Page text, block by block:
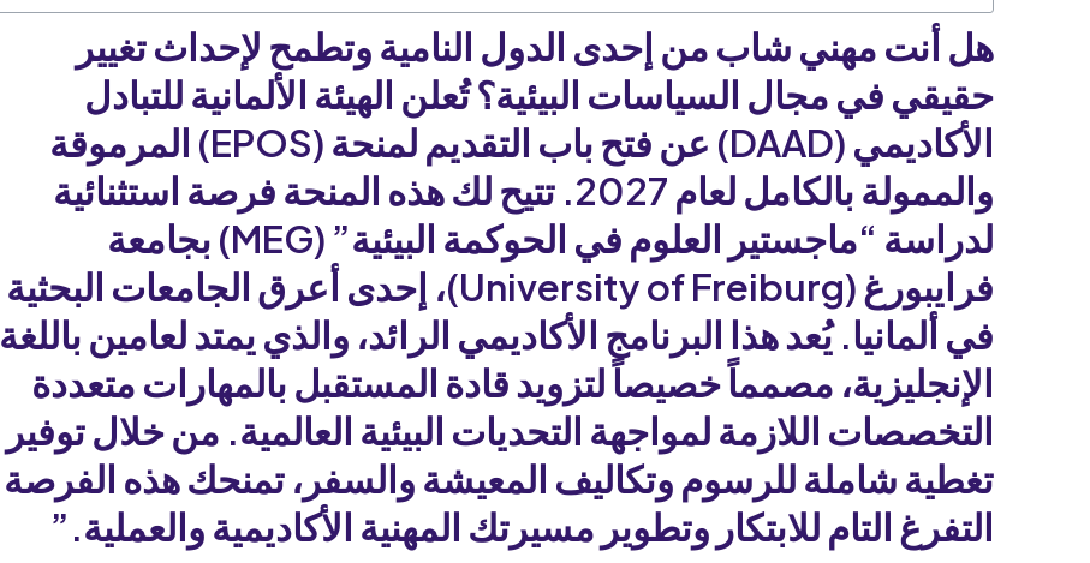
هل أنت مهني شاب من إحدى الدول النامية وتطمح لإحداث تغيير
حقيقي في مجال السياسات البيئية؟ تُعلن الهيئة الألمانية للتبادل
الأكاديمي (DAAD) عن فتح باب التقديم لمنحة (EPOS) المرموقة
والممولة بالكامل لعام 2027.
تتيح لك هذه المنحة فرصة استثنائية
لدراسة “ماجستير العلوم في الحوكمة البيئية” (MEG) بجامعة
فرايبورغ (University of Freiburg)، إحدى أعرق الجامعات البحثية
في ألمانيا. يُعد هذا البرنامج الأكاديمي الرائد، والذي يمتد لعامين باللغة
الإنجليزية، مصمماً خصيصاً لتزويد قادة المستقبل بالمهارات متعددة
التخصصات اللازمة لمواجهة التحديات البيئية العالمية. من خلال توفير
تغطية شاملة للرسوم وتكاليف المعيشة والسفر، تمنحك هذه الفرصة
التفرغ التام للابتكار وتطوير مسيرتك المهنية الأكاديمية والعملية.”